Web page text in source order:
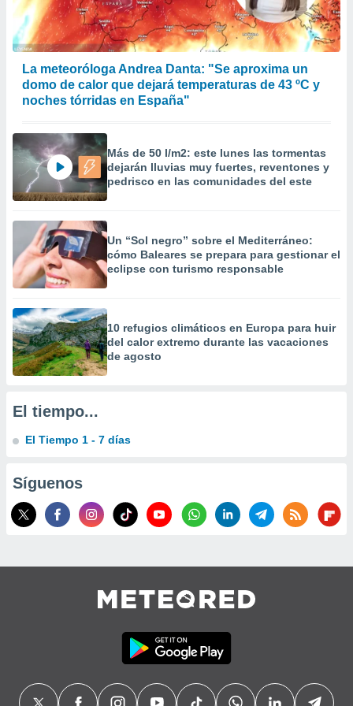
crear un
uso de
contenido
el
de
o a través
de
de
de
uso de
e
mediante
publicidad
de
La meteoróloga Andrea Danta: "Se aproxima un
domo de calor que dejará temperaturas de 43 ºC y
noches tórridas en España"
Más de 50 l/m2: este lunes las tormentas
dejarán lluvias muy fuertes, reventones y
pedrisco en las comunidades del este
Un “Sol negro” sobre el Mediterráneo:
cómo Baleares se prepara para gestionar el
eclipse con turismo responsable
10 refugios climáticos en Europa para huir
del calor extremo durante las vacaciones
de agosto
El tiempo...
El Tiempo 1 - 7 días
Síguenos